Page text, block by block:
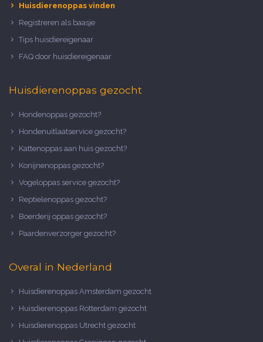
Huisdierenoppas vinden
Registreren als baasje
Tips huisdiereigenaar
FAQ door huisdiereigenaar
Huisdierenoppas gezocht
Hondenoppas gezocht?
Hondenuitlaatservice gezocht?
Kattenoppas aan huis gezocht?
Konijnenoppas gezocht?
Vogeloppas service gezocht?
Reptielenoppas gezocht?
Boerderij oppas gezocht?
Paardenverzorger gezocht?
Overal in Nederland
Huisdierenoppas Amsterdam gezocht
Huisdierenoppas Rotterdam gezocht
Huisdierenoppas Utrecht gezocht